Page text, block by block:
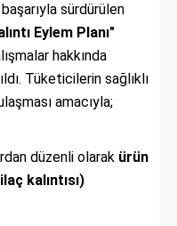
sürdürülen
Eylem Planı"
hakkında
Tüketicilerin sağlıklı
amacıyla;
düzenli olarak ürün
kalıntısı)